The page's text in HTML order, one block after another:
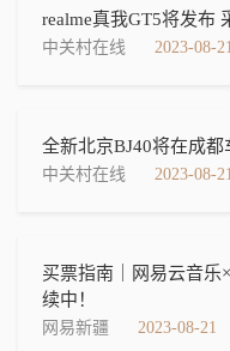
realme真我GT5将发布
中关村在线 2023-08-
全新北京BJ40将在成
中关村在线 2023-08-
买票指南｜网易云音乐
续中！
网易新疆 2023-08-21